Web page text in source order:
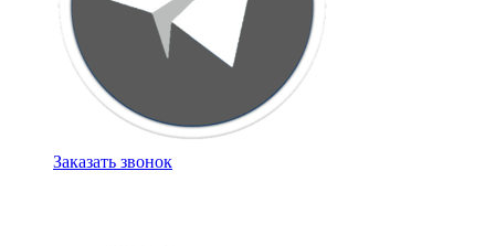
Заказать звонок